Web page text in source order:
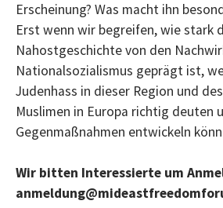
Erscheinung? Was macht ihn
Erst wenn wir begreifen, wie stark
Nahostgeschichte von den
Nationalsozialismus geprägt ist,
Judenhass in dieser Region und
Muslimen in Europa richtig deuten
Gegenmaßnahmen entwickeln
Wir bitten Interessierte um